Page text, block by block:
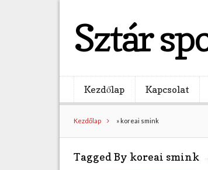
Sztár
Kezdőlap Kapcsolat
Kezdőlap » koreai smink
Tagged By koreai smink